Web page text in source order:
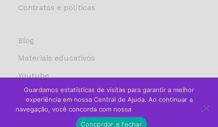
Contratos e políticas
Blog
Materiais educativos
Youtube
KingHost Hospedagem de Sites
Guardamos estatísticas de visitas para garantir a melhor
experiência em nossa Central de Ajuda. Ao continuar a
navegação, você concorda com nossa
.
Concordar e fechar